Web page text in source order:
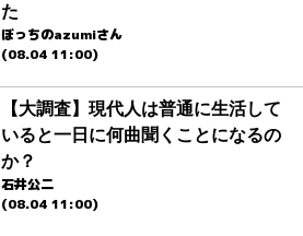
た
ぼっちのazumiさん
(08.04 11:00)
【大調査】現代人は普通に生活して
いると一日に何曲聞くことになるの
か？
石井公二
(08.04 11:00)